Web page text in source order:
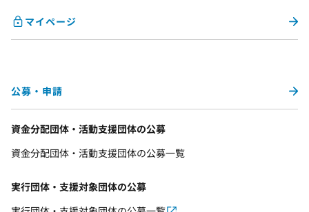
マイページ
公募・申請
資金分配団体・活動支援団体の公募
資金分配団体・活動支援団体の公募一覧
実行団体・支援対象団体の公募